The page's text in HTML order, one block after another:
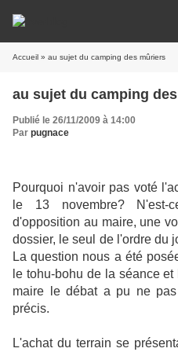
Accueil » au sujet du camping des mûriers
au sujet du camping
Publié le 26/11/2009 à 14:00
Par pugnace
Pourquoi n'avoir pas voté
le 13 novembre? N'est-
d'opposition au maire, une
dossier, le seul de l'ordre du
La question nous a été
le tohu-bohu de la séance
maire le débat a pu ne
précis.
L'achat du terrain se